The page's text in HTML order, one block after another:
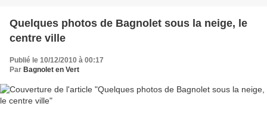
Quelques photos de Bagnolet sous la neige, le
centre ville
Publié le 10/12/2010 à 00:17
Par Bagnolet en Vert